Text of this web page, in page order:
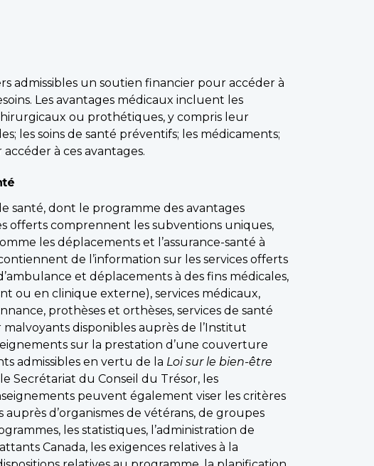
admissibles un soutien financier pour accéder à
Les avantages médicaux incluent les
ou prothétiques, y compris leur
les soins de santé préventifs; les médicaments;
à ces avantages.
santé, dont le programme des avantages
offerts comprennent les subventions uniques,
les déplacements et l’assurance-santé à
de l’information sur les services offerts
et déplacements à des fins médicales,
ou en clinique externe), services médicaux,
prothèses et orthèses, services de santé
disponibles auprès de l’Institut
sur la prestation d’une couverture
admissibles en vertu de la Loi sur le bien-être
Secrétariat du Conseil du Trésor, les
peuvent également viser les critères
d’organismes de vétérans, de groupes
les statistiques, l’administration de
Canada, les exigences relatives à la